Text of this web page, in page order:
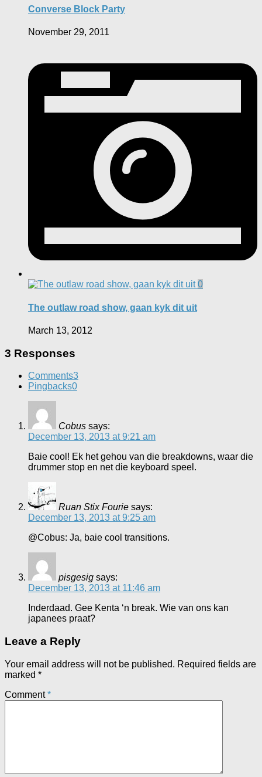
Converse Block Party
November 29, 2011
0
The outlaw road show, gaan kyk dit uit
March 13, 2012
3 Responses
Comments3
Pingbacks0
Cobus says:
December 13, 2013 at 9:21 am
Baie cool! Ek het gehou van die breakdowns, waar die
drummer stop en net die keyboard speel.
Ruan Stix Fourie says:
December 13, 2013 at 9:25 am
@Cobus: Ja, baie cool transitions.
pisgesig says:
December 13, 2013 at 11:46 am
Inderdaad. Gee Kenta ‘n break. Wie van ons kan
japanees praat?
Leave a Reply
Your email address will not be published. Required fields are
marked *
Comment*